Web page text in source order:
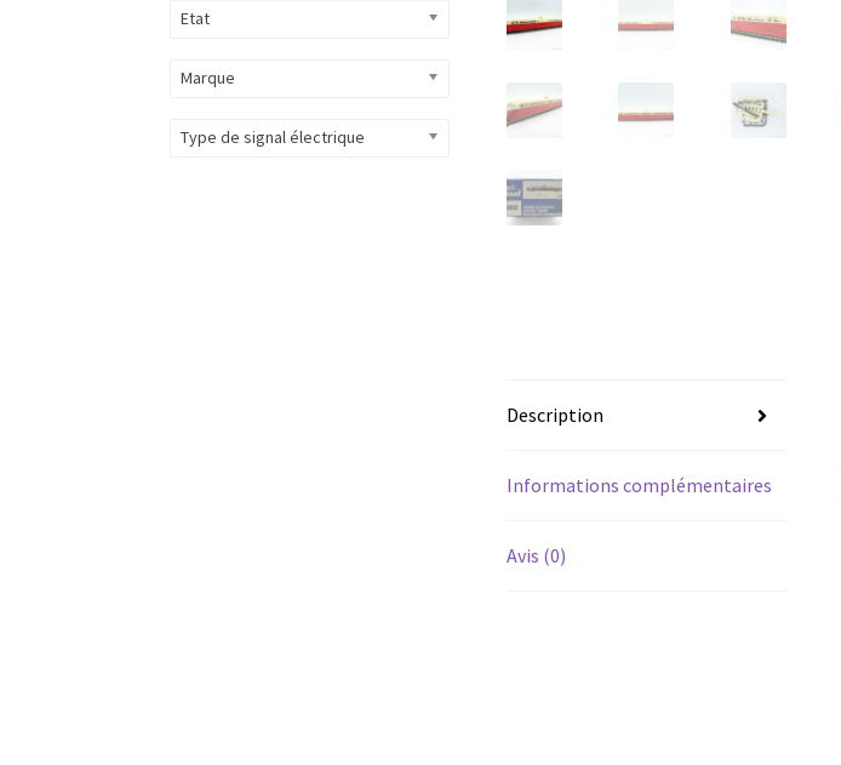
Description
Informations complémentaires
Avis (0)
Etat
Marque
Type de signal électrique